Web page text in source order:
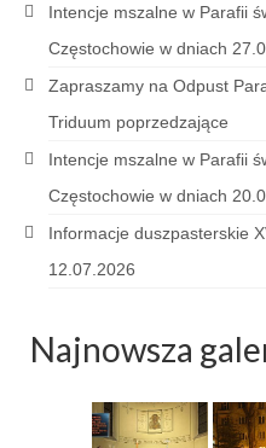
Sakrament
Galeria
Galerie 2026
Niedziela
Wielki Piątek
Godzina
Intencje mszalne w Parafii
Częstochowie w dniach
Zapraszamy na Odpust
Triduum poprzedzające
Intencje mszalne w Parafii
Częstochowie w dniach
Informacje duszpasterskie
12.07.2026
Najnowsza